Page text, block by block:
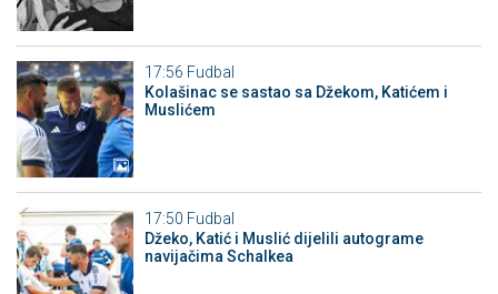
17:56 Fudbal
Kolašinac se sastao sa Džekom, Katićem i
Muslićem
17:50 Fudbal
Džeko, Katić i Muslić dijelili autograme
navijačima Schalkea